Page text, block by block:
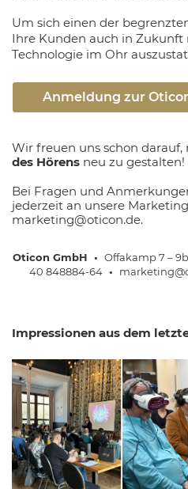
Um sich einen der
Ihre Kunden auch in
Technologie im Ohr
Anmeldung zur
Wir freuen uns schon
des Hörens neu zu gestalten!
Bei Fragen und
jederzeit an unsere
marketing@oticon.de.
Oticon GmbH • Offakamp 7 – 9b
40 848884-64•
Impressionen aus dem